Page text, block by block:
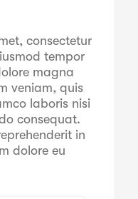
consectetur
tempor
magna
veniam, quis
laboris nisi
consequat.
in
dolore eu